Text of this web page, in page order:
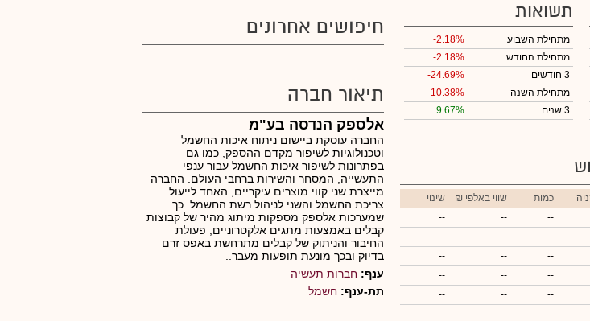
תשואות
מתחילת השבוע
-2.18%
מתחילת החודש
-2.18%
3 חודשים
-24.69%
מתחילת השנה
-10.38%
3 שנים
9.67%
כמות ₪ שווי באלפי
שינוי
--
--
--
--
--
--
--
--
--
--
--
--
--
--
--
חיפושים אחרונים
תיאור חברה
אלספק הנדסה בע"מ
החברה עוסקת ביישום ניתוח איכות החשמל
וטכנולוגיות לשיפור מקדם ההספק, כמו גם
בפתרונות לשיפור איכות החשמל עבור ענפי
התעשייה, המסחר והשירות ברחבי העולם. החברה
מייצרת שני קווי מוצרים עיקריים, האחד לייעול
צריכת החשמל והשני לניהול רשת החשמל. כך
שמערכות אלספק מספקות מיתוג מהיר של קבוצות
קבלים באמצעות מתגים אלקטרוניים, פעולת
החיבור והניתוק של קבלים מתרחשת באפס זרם
בדיוק ובכך מונעת תופעות מעבר..
ענף: חברות תעשיה
תת-ענף: חשמל